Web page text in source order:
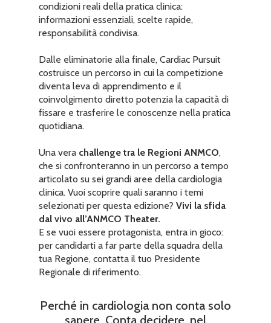
condizioni reali della pratica clinica:
informazioni essenziali, scelte rapide,
responsabilità condivisa.
Dalle eliminatorie alla finale, Cardiac Pursuit
costruisce un percorso in cui la competizione
diventa leva di apprendimento e il
coinvolgimento diretto potenzia la capacità di
fissare e trasferire le conoscenze nella pratica
quotidiana.
Una vera challenge tra le Regioni ANMCO,
che si confronteranno in un percorso a tempo
articolato su sei grandi aree della cardiologia
clinica. Vuoi scoprire quali saranno i temi
selezionati per questa edizione? Vivi la sfida
dal vivo all’ANMCO Theater.
E se vuoi essere protagonista, entra in gioco:
per candidarti a far parte della squadra della
tua Regione, contatta il tuo Presidente
Regionale di riferimento.
Perché in cardiologia non conta solo
sapere. Conta decidere, nel